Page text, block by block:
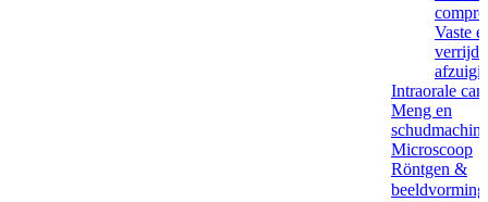
Vaste
Intraorale
Meng en
Microscoop
Röntgen &
beeldvorming